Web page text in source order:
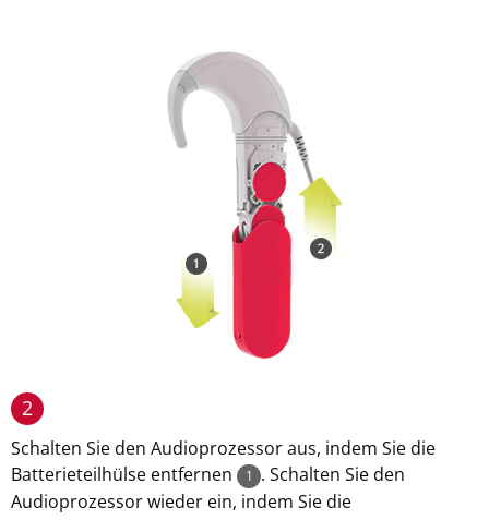
2
Schalten Sie den Audioprozessor aus, indem Sie die
Batterieteilhülse entfernen
1 . Schalten Sie den
Audioprozessor wieder ein, indem Sie die